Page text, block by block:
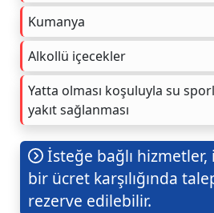
Kumanya
Alkollü içecekler
Yatta olması koşuluyla su
yakıt sağlanması
İsteğe bağlı
bir ücret karşılığında
rezerve edilebilir.